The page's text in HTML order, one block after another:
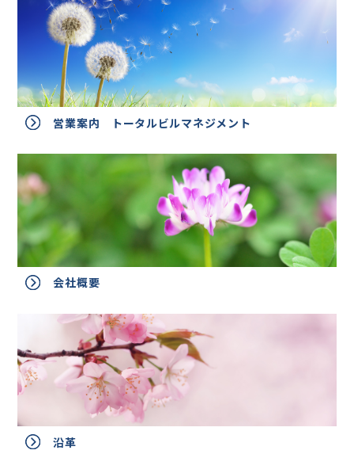
営業案内 トータルビルマネジメント
会社概要
沿革